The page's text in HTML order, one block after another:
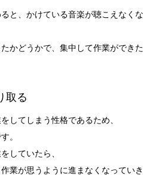
と、かけている音楽が聴こえなくな
かどうかで、集中して作業ができた
取る
してしまう性格であるため、
。
していたら、
業が思うように進まなくなっていき